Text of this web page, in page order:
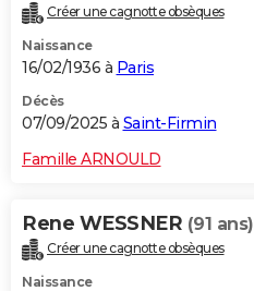
Créer une cagnotte obsèques
Naissance
16/02/1936 à Paris
Décès
07/09/2025 à Saint-Firmin
Famille ARNOULD
Rene WESSNER (91 ans)
Créer une cagnotte obsèques
Naissance